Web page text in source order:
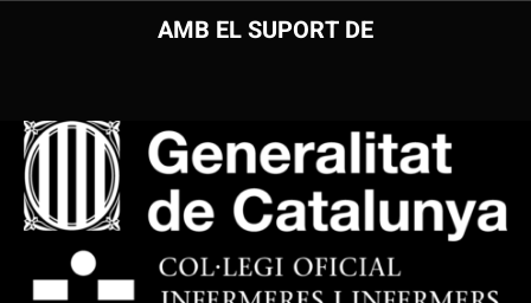
AMB EL SUPORT DE